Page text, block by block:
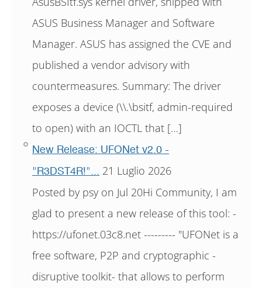
ASUS Business Manager and Software
Manager. ASUS has assigned the CVE and
published a vendor advisory with
countermeasures. Summary: The driver
exposes a device (\\.\bsitf, admin-required
to open) with an IOCTL that […]
New Release: UFONet v2.0 -
"R3DST4R!"... 21 Luglio 2026
Posted by psy on Jul 20Hi Community, I am
glad to present a new release of this tool: -
https://ufonet.03c8.net --------- "UFONet is a
free software, P2P and cryptographic -
disruptive toolkit- that allows to perform